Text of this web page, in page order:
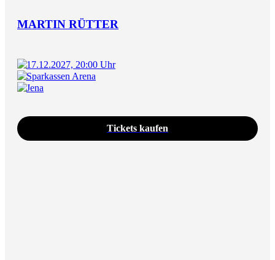
MARTIN RÜTTER
17.12.2027, 20:00 Uhr
Sparkassen Arena
Jena
Tickets kaufen